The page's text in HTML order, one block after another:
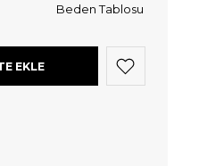
Beden Tablosu